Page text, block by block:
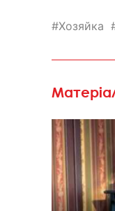
Хозяйка